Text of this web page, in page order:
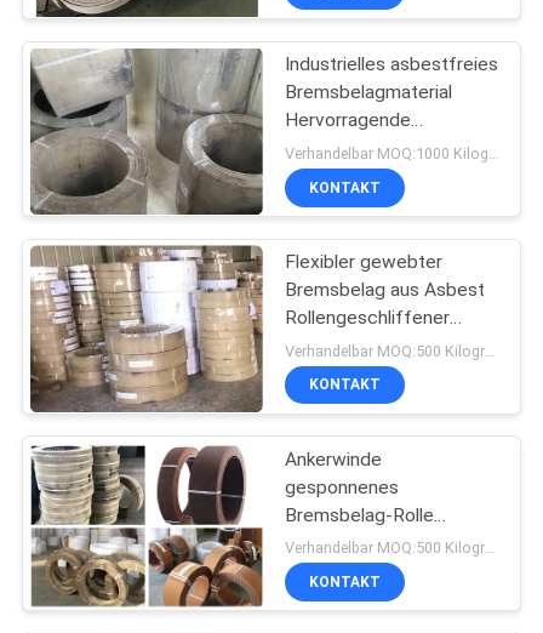
Industrieller
Bremsbelag
29
Siegelring-Dichtung
Industrielles asbestfreies
Bremsbelagmaterial
Hervorragende
Ölbeständigkeits-
Reibungsrolle
KONTAKT
Flexibler gewebter
Bremsbelag aus Asbest
Rollengeschliffener
gewebter Bremsbelag
mit Kupfer
KONTAKT
Ankerwinde
gesponnenes
Bremsbelag-Rolle
gesponnenes
Rollenfutter für Traktor-
Handkurbel-Aufzug
Verhandelbar MOQ:500 Kilogramm
KONTAKT